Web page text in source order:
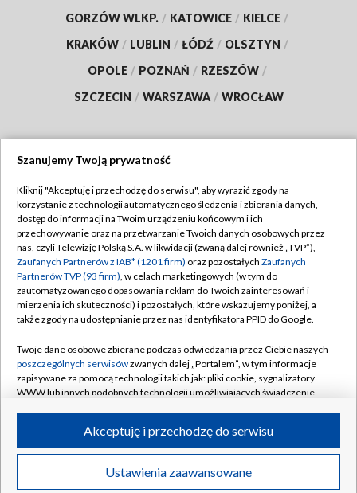
GORZÓW WLKP. / KATOWICE / KIELCE /
KRAKÓW / LUBLIN / ŁÓDŹ / OLSZTYN /
OPOLE / POZNAŃ / RZESZÓW /
SZCZECIN / WARSZAWA / WROCŁAW
TVP
Abonament TVP
Emisja w TVP
Centrum informacji TVP
Naziemna Telewizja Cyfrowa
Rada Programowa
System NOS
Informacje o nadawcy
Program dla prasy
Ogłoszenie przetargowe
Regulamin TVP
Polityka prywatności
Moje zgody
Pomoc
Kontakt
Kanały
©2026 Telewizja Polska S.A. w likwidacji
Szanujemy Twoją prywatność
Kliknij "Akceptuję i przechodzę do serwisu", aby wyrazić zgody na
korzystanie z technologii automatycznego śledzenia i zbierania danych,
dostęp do informacji na Twoim urządzeniu końcowym i ich
przechowywanie oraz na przetwarzanie Twoich danych osobowych przez
nas, czyli Telewizję Polską S.A. w likwidacji (zwaną dalej również „TVP”),
Zaufanych Partnerów z IAB* (1201 firm) oraz pozostałych Zaufanych
Partnerów TVP (93 firm), w celach marketingowych (w tym do
zautomatyzowanego dopasowania reklam do Twoich zainteresowań i
mierzenia ich skuteczności) i pozostałych, które wskazujemy poniżej, a
także zgody na udostępnianie przez nas identyfikatora PPID do Google.
Twoje dane osobowe zbierane podczas odwiedzania przez Ciebie naszych
poszczególnych serwisówzwanych dalej „Portalem”, w tym informacje
zapisywane za pomocą technologii takich jak: pliki cookie, sygnalizatory
WWW lub innych podobnych technologii umożliwiających świadczenie
ruchu w Internecie.
Twoje dane osobowe zbierane podczas odwiedzania przez Ciebie
poszczególnych serwisówna Portalu, takie jak adresy IP, identyfikatory
Ustawienia zaawansowane
Akceptuję i przechodzę do serwisu